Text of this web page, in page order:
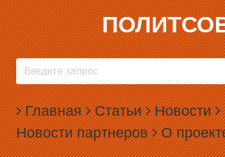
Главная Статьи Новости
Новости партнеров О
14.10.2010, 09:41
АРКАДИЙ ЧЕРНЕЦКИЙ
ЭДУАРДОМ РОССЕЛЕМ
Легенда уральской политики, мэр
Чернецкий избран представителем
Свердловской области в Совете